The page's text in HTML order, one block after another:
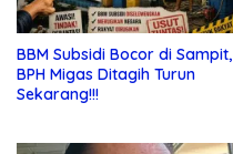
BBM Subsidi Bocor di Sampit,
BPH Migas Ditagih Turun
Sekarang!!!